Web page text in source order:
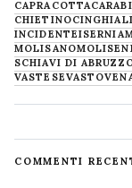
CAPRACOTTA
CHIETINOCINGHIALI
INCIDENTEISERNIA
MOLISANOMOLISE
SCHIAVI DI
VASTESEVASTO
COMMENTI